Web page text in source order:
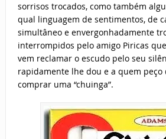
sorrisos trocados, como também
qual linguagem de sentimentos, de
simultâneo e envergonhadamente
interrompidos pelo amigo Piricas
vem reclamar o escudo pelo seu
rapidamente lhe dou e a quem
comprar uma “chuinga”.